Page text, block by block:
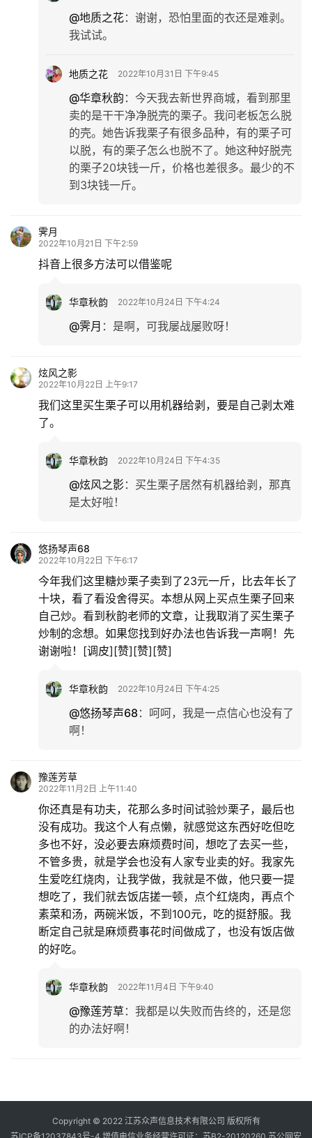
@地质之花： 谢谢，恐怕里面的衣还是难剥。
我试试。
地质之花 2022年10月31日 下午9:45
@华章秋韵 ： 今天我去新世界商城，看到那里
卖的是干干净净脱壳的栗子。我问老板怎么脱
的壳。她告诉我栗子有很多品种，有的栗子可
以脱，有的栗子怎么也脱不了。她这种好脱壳
的栗子20块钱一斤，价格也差很多。最少的不
到3块钱一斤。
霁月
2022年10月21日 下午2:59
抖音上很多方法可以借鉴呢
华章秋韵 2022年10月24日 下午4:24
@霁月 ： 是啊，可我屡战屡败呀！
炫风之影
2022年10月22日 上午9:17
我们这里买生栗子可以用机器给剥，要是自己剥太难
了。
华章秋韵 2022年10月24日 下午4:35
@炫风之影： 买生栗子居然有机器给剥，那真
是太好啦！
悠扬琴声68
2022年10月22日 下午6:17
今年我们这里糖炒栗子卖到了23元一斤，比去年长了
十块，看了看没舍得买。本想从网上买点生栗子回来
自己炒。看到秋韵老师的文章，让我取消了买生栗子
炒制的念想。如果您找到好办法也告诉我一声啊！先
谢谢啦！[调皮][赞][赞][赞]
华章秋韵 2022年10月24日 下午4:25
@悠扬琴声68： 呵呵，我是一点信心也没有了
啊！
豫莲芳草
2022年11月2日 上午11:40
你还真是有功夫，花那么多时间试验炒栗子，最后也
没有成功。我这个人有点懒，就感觉这东西好吃但吃
多也不好，没必要去麻烦费时间，想吃了去买一些，
不管多贵，就是学会也没有人家专业卖的好。我家先
生爱吃红烧肉，让我学做，我就是不做，他只要一提
想吃了，我们就去饭店搓一顿，点个红烧肉，再点个
素菜和汤，两碗米饭，不到100元，吃的挺舒服。我
断定自己就是麻烦费事花时间做成了，也没有饭店做
的好吃。
华章秋韵 2022年11月4日 下午9:40
@豫莲芳草： 我都是以失败而告终的，还是您
的办法好啊！
Copyright © 2022 江苏众声信息技术有限公司 版权所有